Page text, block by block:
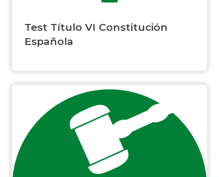
Test Título VI Constitución
Española